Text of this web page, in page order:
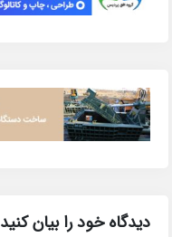
دیدگاه خود را بیان کنید